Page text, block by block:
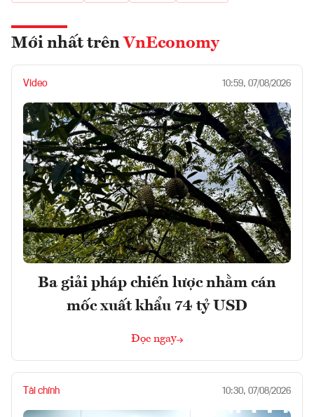
Mới nhất trên VnEconomy
Video 10:59, 07/08/2026
Ba giải pháp chiến lược nhằm cán
mốc xuất khẩu 74 tỷ USD
Đọc ngay
Tài chính 10:30, 07/08/2026